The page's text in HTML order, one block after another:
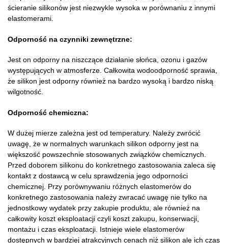
ścieranie silikonów jest niezwykle wysoka w porównaniu z innymi
elastomerami.
Odporność na czynniki zewnętrzne:
Jest on odporny na niszczące działanie słońca, ozonu i gazów
występujących w atmosferze. Całkowita wodoodporność sprawia,
że silikon jest odporny również na bardzo wysoką i bardzo niską
wilgotność.
Odporność chemiczna:
W dużej mierze zależna jest od temperatury. Należy zwrócić
uwagę, że w normalnych warunkach silikon odporny jest na
większość powszechnie stosowanych związków chemicznych.
Przed doborem silikonu do konkretnego zastosowania zaleca się
kontakt z dostawcą w celu sprawdzenia jego odporności
chemicznej. Przy porównywaniu różnych elastomerów do
konkretnego zastosowania należy zwracać uwagę nie tylko na
jednostkowy wydatek przy zakupie produktu, ale również na
całkowity koszt eksploatacji czyli koszt zakupu, konserwacji,
montażu i czas eksploatacji. Istnieje wiele elastomerów
dostępnych w bardziej atrakcyjnych cenach niż silikon ale ich czas